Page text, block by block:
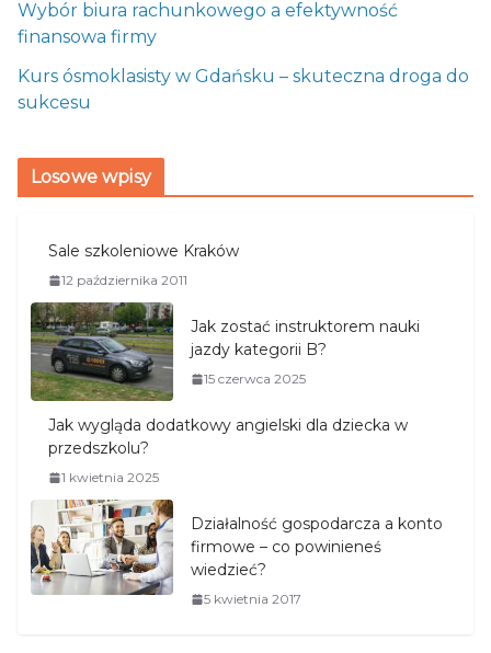
Wybór biura rachunkowego a efektywność
finansowa firmy
Kurs ósmoklasisty w Gdańsku – skuteczna droga do
sukcesu
Losowe wpisy
Sale szkoleniowe Kraków
12 października 2011
Jak zostać instruktorem nauki
jazdy kategorii B?
15 czerwca 2025
Jak wygląda dodatkowy angielski dla dziecka w
przedszkolu?
1 kwietnia 2025
Działalność gospodarcza a konto
firmowe – co powinieneś
wiedzieć?
5 kwietnia 2017